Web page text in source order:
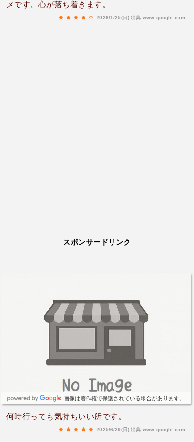
メです。心が落ち着きます。
2026/1/25(日) 出典:www.google.com
スポンサードリンク
画像は著作権で保護されている場合があります。
何時行っても気持ちいい所です。
2025/6/29(日) 出典:www.google.com